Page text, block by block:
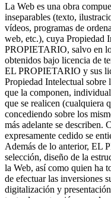
La Web es una obra
inseparables (texto,
vídeos, programas de
web, etc.), cuya Propiedad
PROPIETARIO, salvo en
obtenidos bajo licencia de
EL PROPIETARIO y sus
Propiedad Intelectual sobre
que la componen,
que se realicen (cualquiera
concediendo sobre los
más adelante se describen.
expresamente cedido se
Además de lo anterior, EL
selección, diseño de la
la Web, así como quien ha
de efectuar las inversiones
digitalización y